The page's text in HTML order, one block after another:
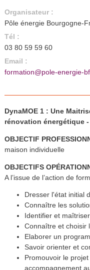
Organisateur :
Pôle énergie Bourgogne-
Tél :
03 80 59 59 60
Email :
formation@pole-energie-
DynaMOE 1 : Une
rénovation énergétique
OBJECTIF
maison individuelle
OBJECTIFS
A l’issue de l’action de
Dresser l'état initial
Connaître les
Identifier et
Connaître et choisir
Elaborer un
Savoir orienter et
Promouvoir le
accompagnement